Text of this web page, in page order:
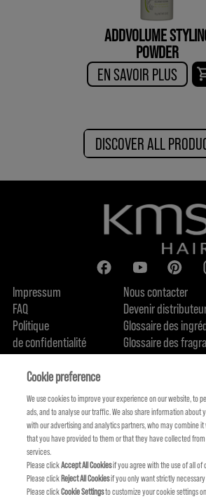
ADDVOLUME
POWDER
EN SAVOIR PLUS
DISCOVER ALL
Impressum
FAQ
Politique
de confidentialité
Politique de cookie
Qui sommes-nous
Nous contacter
Devenir
Glossaire des
Glossaire des
Engagement en
Cookie preference
We use cookies to improve your experience on our website, to
ads, and to analyse our traffic. We also share information about
with our advertising and analytics partners, who may combine
that you have provided to them or that they have collected
services.
Please clickAccept All Cookiesif you agree with the use of all of
Please clickReject All Cookiesif you only want strictly
Please clickCookie Settingsto customize your cookie settings